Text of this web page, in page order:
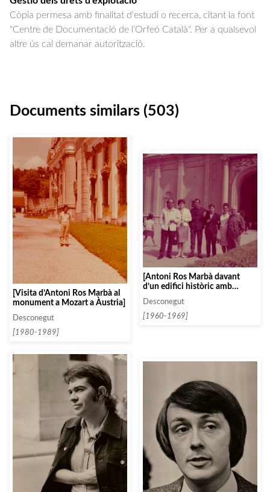
Còpia permesa amb finalitat d'estudi o recerca, citant la font
"Centre de Documentació de l’Orfeó Català". Per a qualsevol
altre ús cal demanar autorització.
Documents similars (503)
[Visita d’Antoni Ros Marbà al
monument a Mozart a Àustria]
Desconegut
[1980-1989]
[Antoni Ros Marbà davant
d’un edifici històric amb
Salvador Gratacós i altres]
Desconegut
[1960-1969]